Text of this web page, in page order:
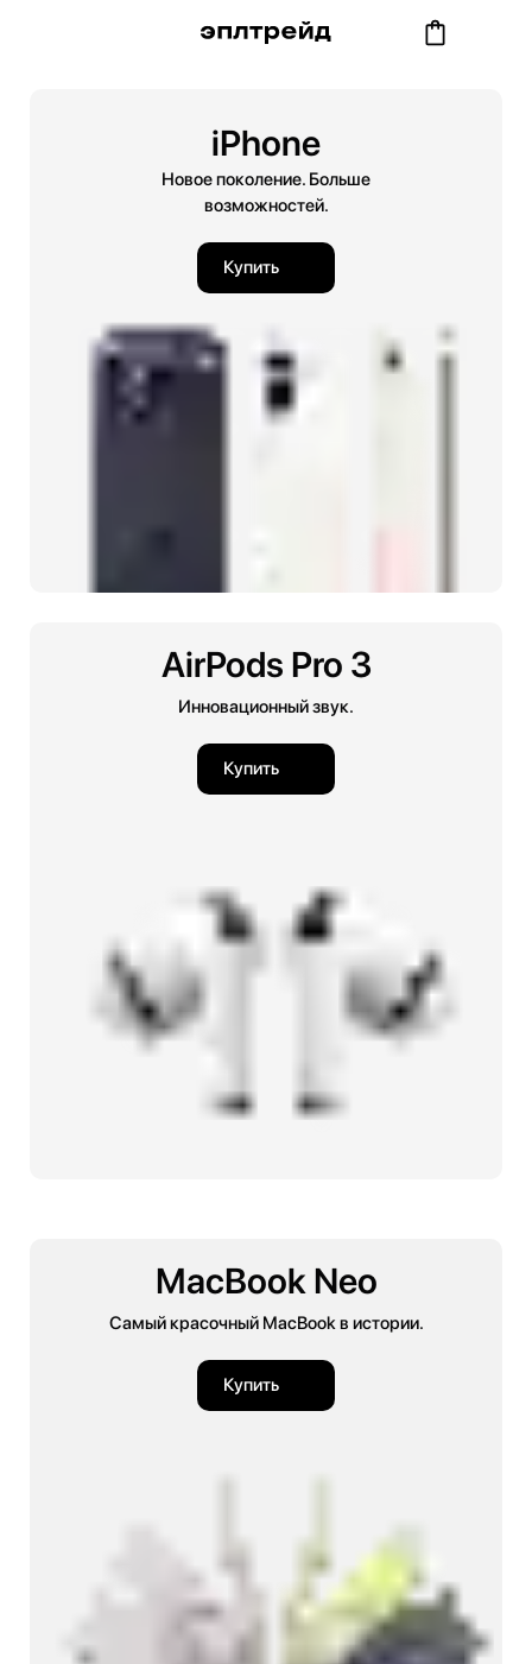
iPhone
Новое поколение. Больше
возможностей.
Купить
AirPods Pro 3
Инновационный звук.
Купить
MacBook Neo
Самый красочный MacBook в истории.
Купить